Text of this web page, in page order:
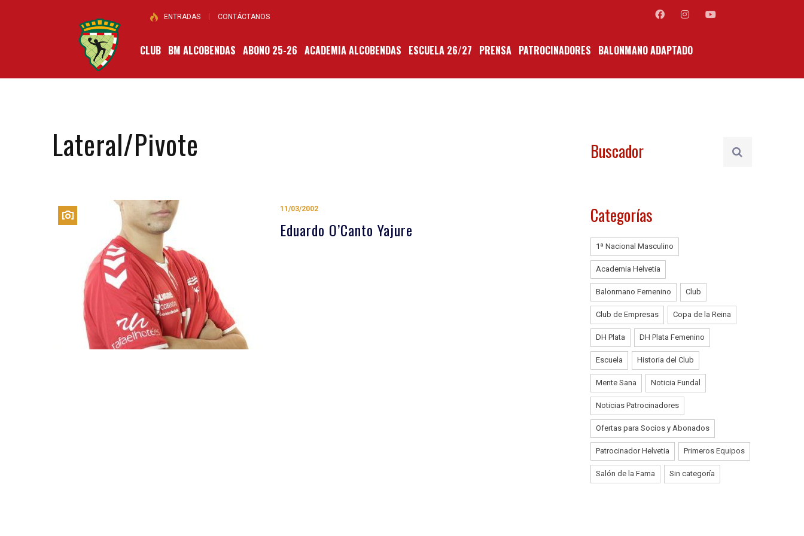
ENTRADAS CONTÁCTANOS
CLUB BM ALCOBENDAS ABONO 25-26 ACADEMIA ALCOBENDAS ESCUELA 26/27 PRENSA PATROCINADORES BALONMANO ADAPTADO
Lateral/Pivote
11/03/2002
Eduardo O’Canto Yajure
Buscador
Categorías
1ª Nacional Masculino
Academia Helvetia
Balonmano Femenino Club
Club de Empresas Copa de la Reina
DH Plata DH Plata Femenino
Escuela Historia del Club
Mente Sana Noticia Fundal
Noticias Patrocinadores
Ofertas para Socios y Abonados
Patrocinador Helvetia Primeros Equipos
Salón de la Fama Sin categoría